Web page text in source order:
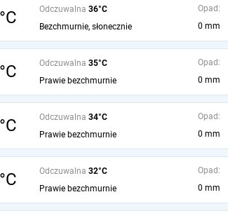
Odczuwalna 36°C
Bezchmurnie, słonecznie
Opad:
0 mm
Odczuwalna 35°C
Prawie bezchmurnie
Opad:
0 mm
Odczuwalna 34°C
Prawie bezchmurnie
Opad:
0 mm
Odczuwalna 32°C
Prawie bezchmurnie
Opad:
0 mm